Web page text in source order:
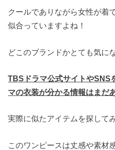
クールでありながら女性が着
似合っていますよね！
どこのブランドかとても気に
TBSドラマ公式サイトやSNS
マの衣装が分かる情報はまだ
実際に似たアイテムを探して
このワンピースは丈感や素材